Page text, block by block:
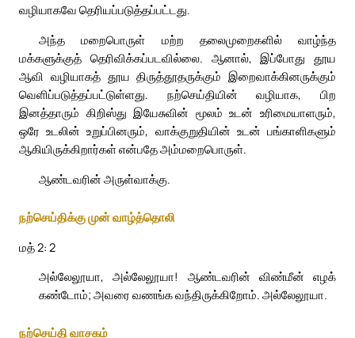
வழியாகவே தெரியப்படுத்தப்பட்டது.
அந்த மறைபொருள் மற்ற தலைமுறைகளில் வாழ்ந்த
மக்களுக்குத் தெரிவிக்கப்படவில்லை. ஆனால், இப்போது தூய
ஆவி வழியாகத் தூய திருத்தூதருக்கும் இறைவாக்கினருக்கும்
வெளிப்படுத்தப்பட்டுள்ளது. நற்செய்தியின் வழியாக, பிற
இனத்தாரும் கிறிஸ்து இயேசுவின் மூலம் உடன் உரிமையாளரும்,
ஒரே உடலின் உறுப்பினரும், வாக்குறுதியின் உடன் பங்காளிகளும்
ஆகியிருக்கிறார்கள் என்பதே அம்மறைபொருள்.
ஆண்டவரின் அருள்வாக்கு.
நற்செய்திக்கு முன் வாழ்த்தொலி
மத் 2: 2
அல்லேலூயா, அல்லேலூயா! ஆண்டவரின் விண்மீன் எழக்
கண்டோம்; அவரை வணங்க வந்திருக்கிறோம். அல்லேலூயா.
நற்செய்தி வாசகம்